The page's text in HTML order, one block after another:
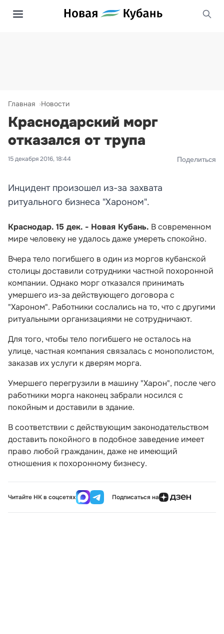
Главная Новости
Краснодарский морг
отказался от трупа
15 декабря 2016, 18:44 Поделиться
Инцидент произошел из-за захвата
ритуального бизнеса "Хароном".
Краснодар. 15 дек. - Новая Кубань. В современном
мире человеку не удалось даже умереть спокойно.
Вчера тело погибшего в один из моргов кубанской
столицы доставили сотрудники частной похоронной
компании. Однако морг отказался принимать
умершего из-за действующего договора с
"Хароном". Работники сослались на то, что с другими
ритуальными организациями не сотрудничают.
Для того, чтобы тело погибшего не осталось на
улице, частная компания связалась с монополистом,
заказав их услуги к дверям морга.
Умершего перегрузили в машину "Харон", после чего
работники морга наконец забрали носился с
покойным и доставили в здание.
В соответствии с действующим законодательством
доставить покойного в подобное заведение имеет
право любой гражданин, даже не имеющий
отношения к похоронному бизнесу.
Читайте НК в соцсетях Подписаться на